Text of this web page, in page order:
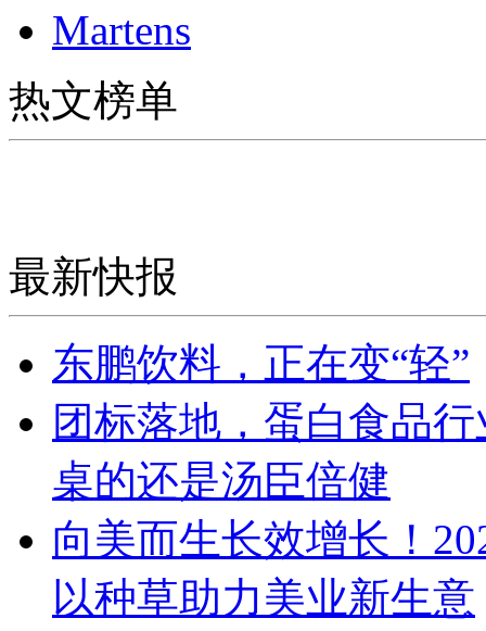
Martens
热文榜单
最新快报
东鹏饮料，正在变“轻”
团标落地，蛋白食品
桌的还是汤臣倍健
向美而生长效增长！
以种草助力美业新生意